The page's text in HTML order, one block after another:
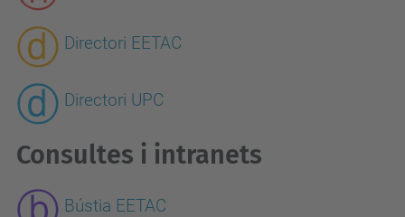
Directori EETAC
Directori UPC
Consultes i intranets
Bústia EETAC